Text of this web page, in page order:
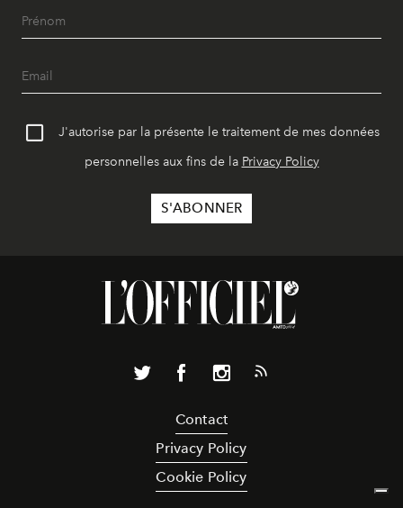
J'autorise par la présente le traitement de mes données
personnelles aux fins de la Privacy Policy
Contact
Privacy Policy
Cookie Policy